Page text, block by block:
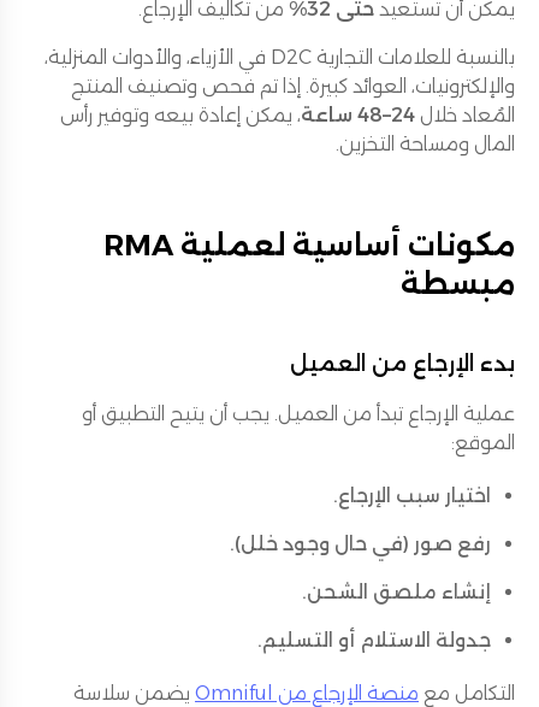
يمكن أن تستعيد حتى 32% من تكاليف الإرجاع.
بالنسبة للعلامات التجارية D2C في الأزياء، والأدوات المنزلية،
والإلكترونيات، العوائد كبيرة. إذا تم فحص وتصنيف المنتج
المُعاد خلال 24–48 ساعة
، يمكن إعادة بيعه وتوفير رأس
المال ومساحة التخزين.
مكونات أساسية لعملية RMA
مبسطة
بدء الإرجاع من العميل
عملية الإرجاع تبدأ من العميل. يجب أن يتيح التطبيق أو
الموقع:
اختيار سبب الإرجاع.
رفع صور (في حال وجود خلل).
إنشاء ملصق الشحن.
جدولة الاستلام أو التسليم.
التكامل مع منصة الإرجاع من Omniful
يضمن سلاسة